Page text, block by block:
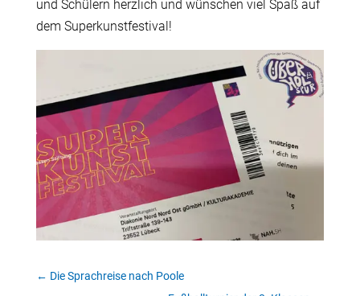
und Schülern herzlich und wünschen viel Spaß auf
dem Superkunstfestival!
← Die Sprachreise nach Poole